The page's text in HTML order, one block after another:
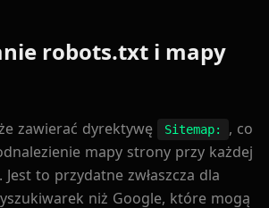
robots.txt i mapy
zawierać dyrektywę Sitemap:
, co
mapy strony przy każdej
to przydatne zwłaszcza dla
niż Google, które mogą